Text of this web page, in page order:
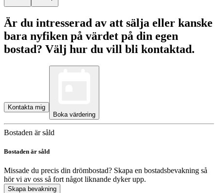
Är du intresserad av att sälja eller kanske
bara nyfiken på värdet på din egen
bostad? Välj hur du vill bli kontaktad.
Kontakta mig
Boka värdering
Bostaden är såld
Bostaden är såld
Missade du precis din drömbostad? Skapa en bostadsbevakning så
hör vi av oss så fort något liknande dyker upp.
Skapa bevakning